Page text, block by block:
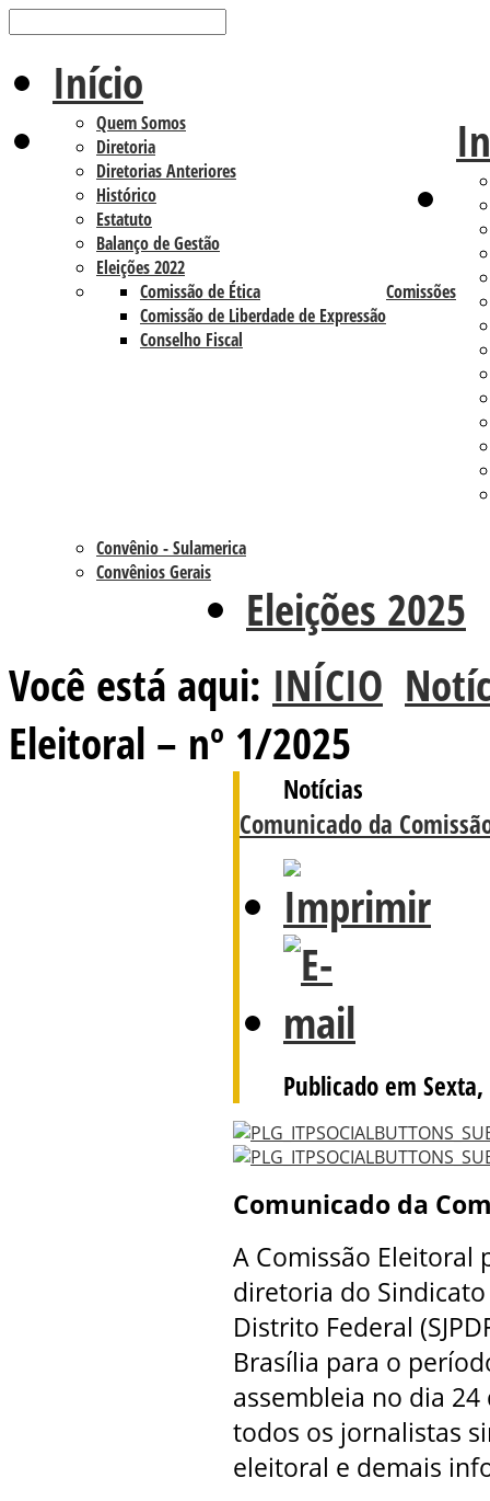
Início
Quem Somos
Diretoria
Diretorias Anteriores
Histórico
Estatuto
Balanço de Gestão
Eleições 2022
Comissões
Comissão de Ética
Comissão de Liberdade de Expressão
Conselho Fiscal
Convênio - Sulamerica
Convênios Gerais
Eleições 2025
Você está aqui: INÍCIO
Eleitoral – nº 1/2025
Notícias
Comunicado da
Publicado em
Comunicado da
A Comissão Eleitoral
diretoria do
Distrito Federal
Brasília para o
assembleia no dia
todos os jornalistas
eleitoral e demais